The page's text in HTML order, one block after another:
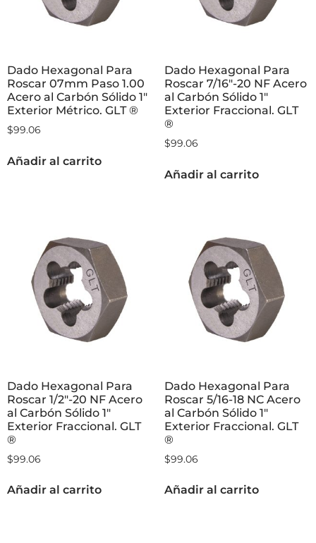
Dado Hexagonal Para
Roscar 07mm Paso 1.00
Acero al Carbón Sólido 1″
Exterior Métrico. GLT ®
$99.06
Añadir al carrito
Dado Hexagonal Para
Roscar 7/16″-20 NF Acero
al Carbón Sólido 1″
Exterior Fraccional. GLT
®
$99.06
Añadir al carrito
Dado Hexagonal Para
Roscar 1/2″-20 NF Acero
al Carbón Sólido 1″
Exterior Fraccional. GLT
®
$99.06
Añadir al carrito
Dado Hexagonal Para
Roscar 5/16-18 NC Acero
al Carbón Sólido 1″
Exterior Fraccional. GLT
®
$99.06
Añadir al carrito